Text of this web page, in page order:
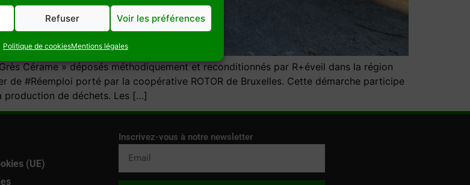
Refuser Voir les préférences
Politique de cookiesMentions légales
Cérame » déposés méthodiquement et reconditionnés par R+éveil dans la région
de #Réemploi porté par la coopérative ROTOR de Bruxelles. Cette démarche participe
production de déchets. Les […]
(UE)
Inscrivez-vous à notre newsletter